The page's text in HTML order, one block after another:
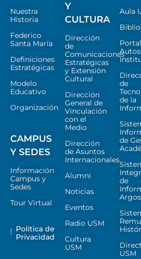
Nuestra
Historia
Federico
Santa María
Definiciones
Estratégicas
Modelo
Educativo
Organización
CAMPUS
Y SEDES
Información
Campus y
Sedes
Tour Virtual
Política de
Privacidad
Y
CULTURA
Dirección
de
Comunicaciones
Estratégicas
y Extensión
Cultural
Dirección
General de
Vinculación
con el
Medio
Dirección
de Asuntos
Internacionales
Alumni
Noticias
Eventos
Radio USM
Cultura
USM
Aula
de
de la
de
de
USM